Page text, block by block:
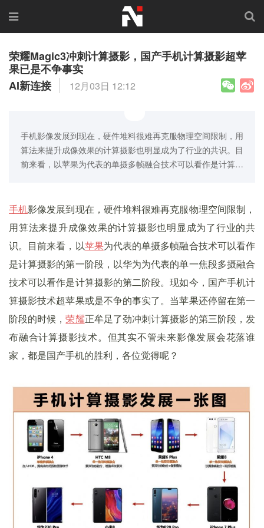
荣耀Magic3冲刺计算摄影，国产手机计算摄影超苹
果已是不争事实
AI新连接
12月03日 12:12
手机影像发展到现在，硬件堆料很难再克服物理空间限制，用
算法来提升成像效果的计算摄影也明显成为了行业的共识。目
前来看，以苹果为代表的单摄多帧融合技术可以看作是计算…
手机影像发展到现在，硬件堆料很难再克服物理空间限制，
用算法来提升成像效果的计算摄影也明显成为了行业的共
识。目前来看，以苹果为代表的单摄多帧融合技术可以看作
是计算摄影的第一阶段，以华为为代表的单一焦段多摄融合
技术可以看作是计算摄影的第二阶段。现如今，国产手机计
算摄影技术超苹果或是不争的事实了。当苹果还停留在第一
阶段的时候，荣耀正牟足了劲冲刺计算摄影的第三阶段，发
布融合计算摄影技术。但其实不管未来影像发展会花落谁
家，都是国产手机的胜利，各位觉得呢？